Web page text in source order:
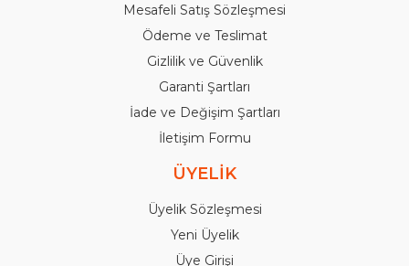
Mesafeli Satış Sözleşmesi
Ödeme ve Teslimat
Gizlilik ve Güvenlik
Garanti Şartları
İade ve Değişim Şartları
İletişim Formu
ÜYELİK
Üyelik Sözleşmesi
Yeni Üyelik
Üye Girişi